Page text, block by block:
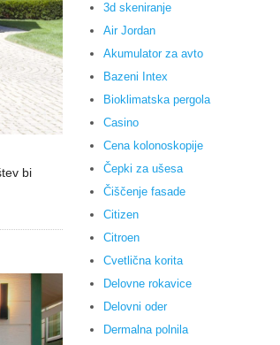
bi
3d skeniranje
Air Jordan
Akumulator za avto
Bazeni Intex
Bioklimatska pergola
Casino
Cena kolonoskopije
Čepki za ušesa
Čiščenje fasade
Citizen
Citroen
Cvetlična korita
Delovne rokavice
Delovni oder
Dermalna polnila